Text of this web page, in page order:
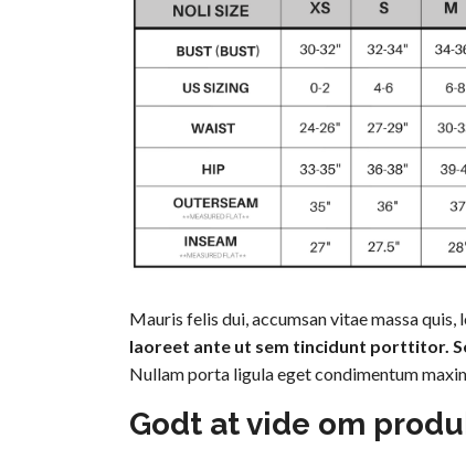
Mauris felis dui, accumsan vitae massa
laoreet ante ut sem tincidunt porttitor.
Nullam porta ligula eget condimentum
Godt at vide om